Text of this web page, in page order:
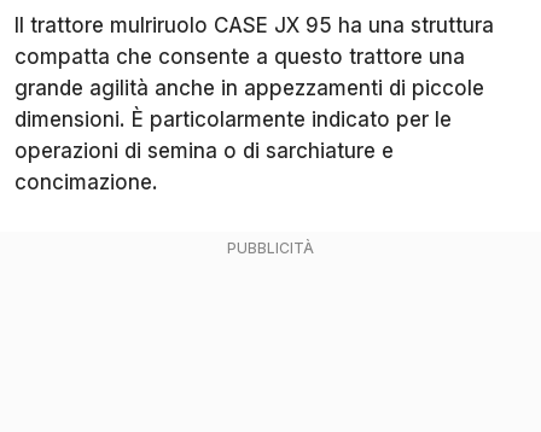
Il trattore mulriruolo CASE JX 95 ha una struttura
compatta che consente a questo trattore una
grande agilità anche in appezzamenti di piccole
dimensioni. È particolarmente indicato per le
operazioni di semina o di sarchiature e
concimazione.